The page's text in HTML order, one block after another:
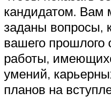
кандидатом. Вам
заданы вопросы,
вашего прошлого
работы,
умений,
планов на